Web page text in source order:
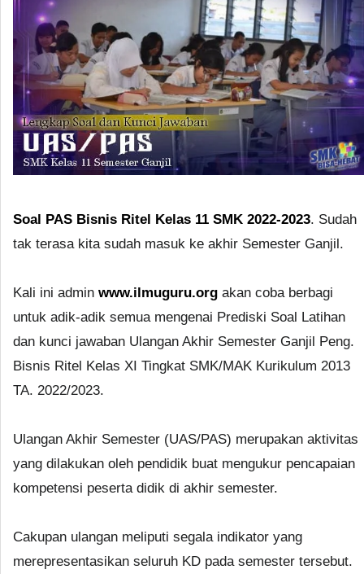
Soal PAS Bisnis Ritel Kelas 11 SMK 2022-2023. Sudah
tak terasa kita sudah masuk ke akhir Semester Ganjil.
Kali ini admin www.ilmuguru.org akan coba berbagi
untuk adik-adik semua mengenai Prediski Soal Latihan
dan kunci jawaban Ulangan Akhir Semester Ganjil Peng.
Bisnis Ritel Kelas XI Tingkat SMK/MAK Kurikulum 2013
TA. 2022/2023.
Ulangan Akhir Semester (UAS/PAS) merupakan aktivitas
yang dilakukan oleh pendidik buat mengukur pencapaian
kompetensi peserta didik di akhir semester.
Cakupan ulangan meliputi segala indikator yang
merepresentasikan seluruh KD pada semester tersebut.